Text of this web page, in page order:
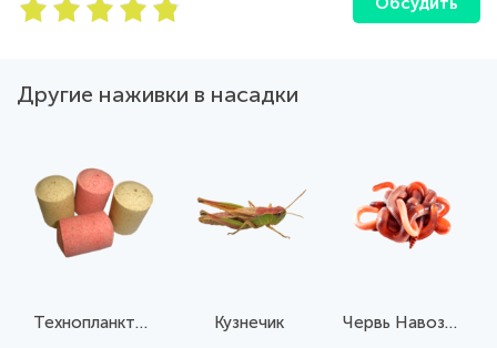
Другие наживки в насадки
Технопланктон Кузнечик Червь Навозный